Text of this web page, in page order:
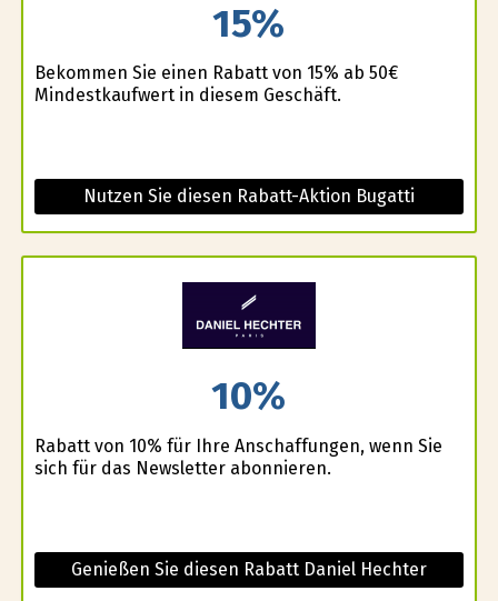
15%
Bekommen Sie einen Rabatt von 15% ab 50€
Mindestkaufwert in diesem Geschäft.
Nutzen Sie diesen Rabatt-Aktion Bugatti
10%
Rabatt von 10% für Ihre Anschaffungen, wenn Sie
sich für das Newsletter abonnieren.
Genießen Sie diesen Rabatt Daniel Hechter